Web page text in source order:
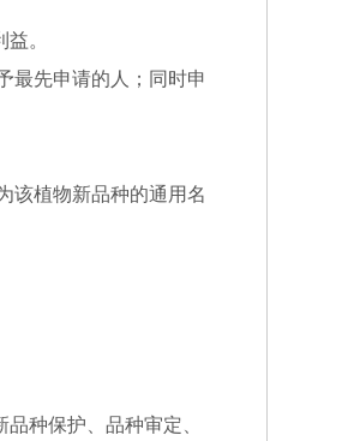
。
最先申请的人；同时申
该植物新品种的通用名
种保护、品种审定、